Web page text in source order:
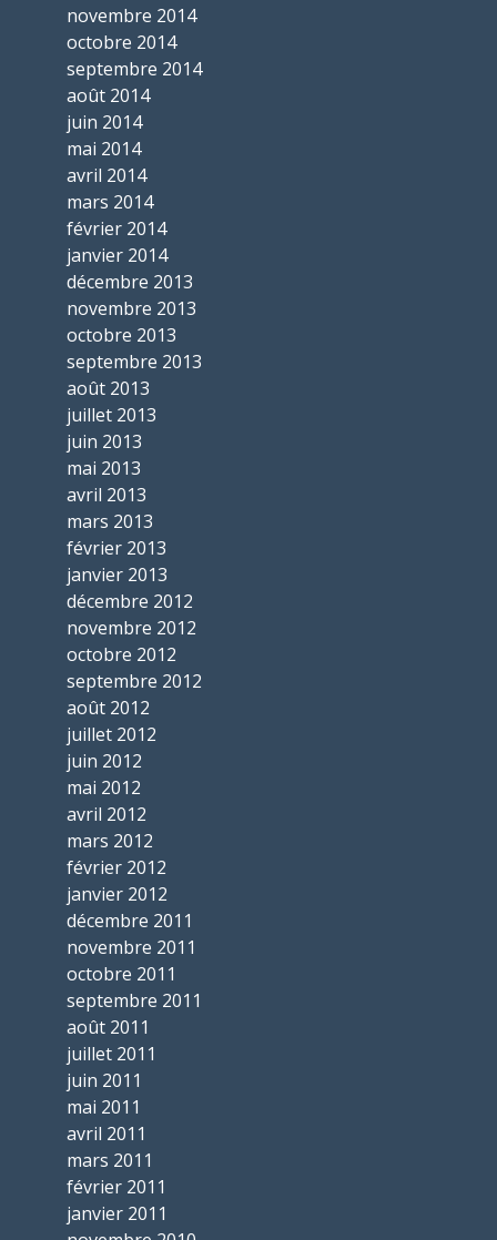
novembre 2014
octobre 2014
septembre 2014
août 2014
juin 2014
mai 2014
avril 2014
mars 2014
février 2014
janvier 2014
décembre 2013
novembre 2013
octobre 2013
septembre 2013
août 2013
juillet 2013
juin 2013
mai 2013
avril 2013
mars 2013
février 2013
janvier 2013
décembre 2012
novembre 2012
octobre 2012
septembre 2012
août 2012
juillet 2012
juin 2012
mai 2012
avril 2012
mars 2012
février 2012
janvier 2012
décembre 2011
novembre 2011
octobre 2011
septembre 2011
août 2011
juillet 2011
juin 2011
mai 2011
avril 2011
mars 2011
février 2011
janvier 2011